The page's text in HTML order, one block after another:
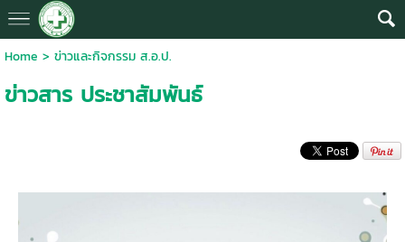
Home > ข่าวและกิจกรรม ส.อ.ป.
ข่าวสาร ประชาสัมพันธ์